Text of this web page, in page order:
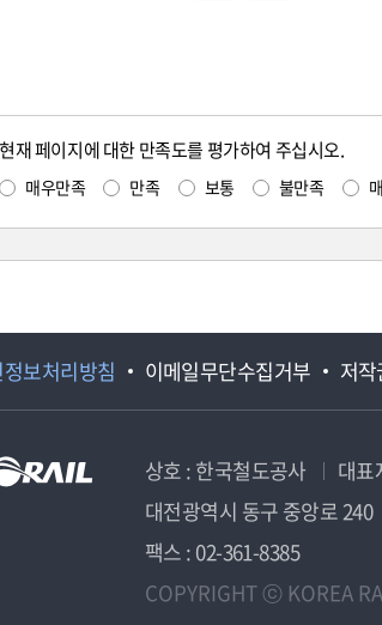
현재 페이지에 대한 만족도를 평가하여 주십시오.
매우만족 만족 보통 불만족
보처리방침 이메일무단수집거부 저
상호 : 한국철도공사 대표
대전광역시 동구 중앙로 240
팩스 : 02-361-8385
COPYRIGHT ⓒ KOREA